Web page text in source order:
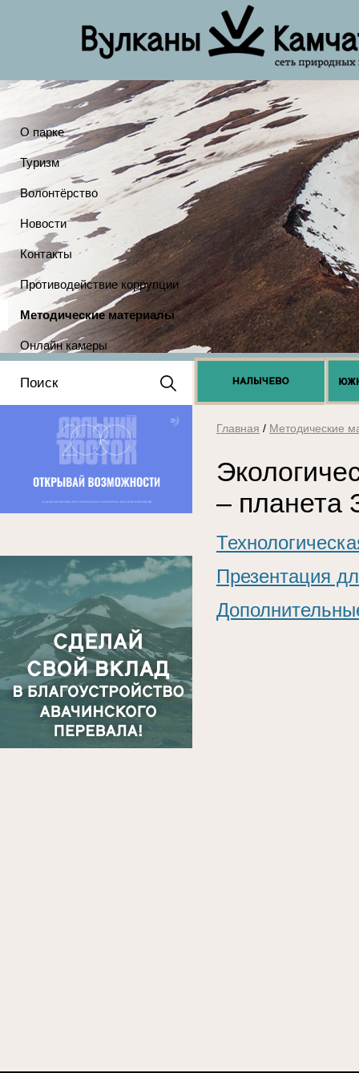
О парке
Туризм
Волонтёрство
Новости
Контакты
Противодействие коррупции
Методические материалы
Онлайн камеры
Положение о выдаче
разрешений 2025
Главная / Методические
– планета
Презентация